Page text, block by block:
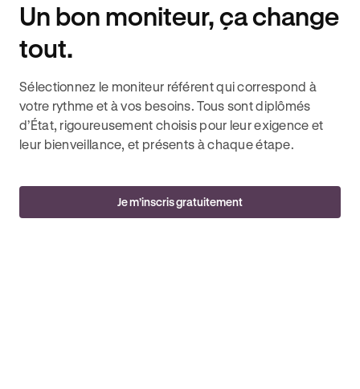
Un bon moniteur, ça change
tout.
Sélectionnez le moniteur référent qui correspond à
votre rythme et à vos besoins. Tous sont diplômés
d’État, rigoureusement choisis pour leur exigence et
leur bienveillance, et présents à chaque étape.
Je m’inscris gratuitement